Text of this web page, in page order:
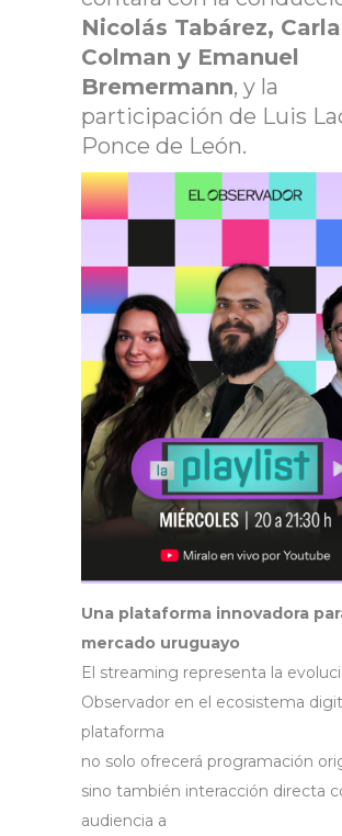
Nicolás Tabárez, Carla
Colman y Emanuel
Bremermann, y la
participación de Luis
Ponce de León.
Una plataforma innovadora
mercado uruguayo
El streaming representa la
Observador en el ecosistema
plataforma
no solo ofrecerá programación
sino también interacción directa
audiencia a